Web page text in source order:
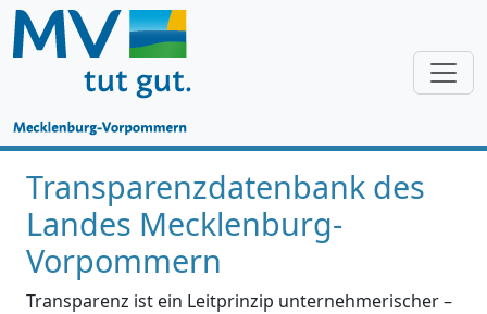
Transparenzdatenbank des
Landes Mecklenburg-
Vorpommern
Transparenz ist ein Leitprinzip unternehmerischer –